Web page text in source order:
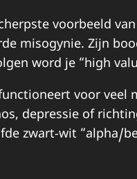
voorbeeld
misogynie. Zijn
word je “high
voor
depressie of
zwart-wit “alpha/